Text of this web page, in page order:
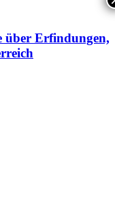
über Erfindungen,